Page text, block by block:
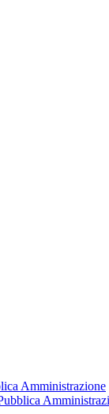
Amministrazione